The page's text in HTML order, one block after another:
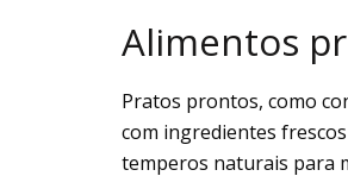
Alimentos
Pratos prontos, como
com ingredientes
temperos naturais para